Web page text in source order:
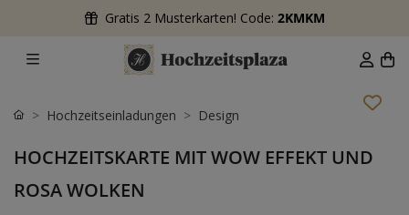
Gratis 2 Musterkarten! Code: 2KMKM
Hochzeitseinladungen Design
HOCHZEITSKARTE MIT WOW EFFEKT UND
ROSA WOLKEN